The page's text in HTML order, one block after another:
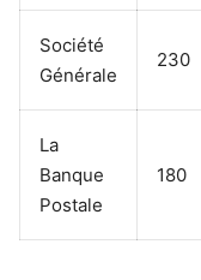
Société
Générale
230
La
Banque
Postale
180